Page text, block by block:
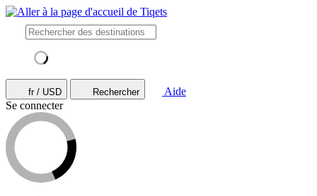
fr / USD Rechercher
Aide
Se connecter